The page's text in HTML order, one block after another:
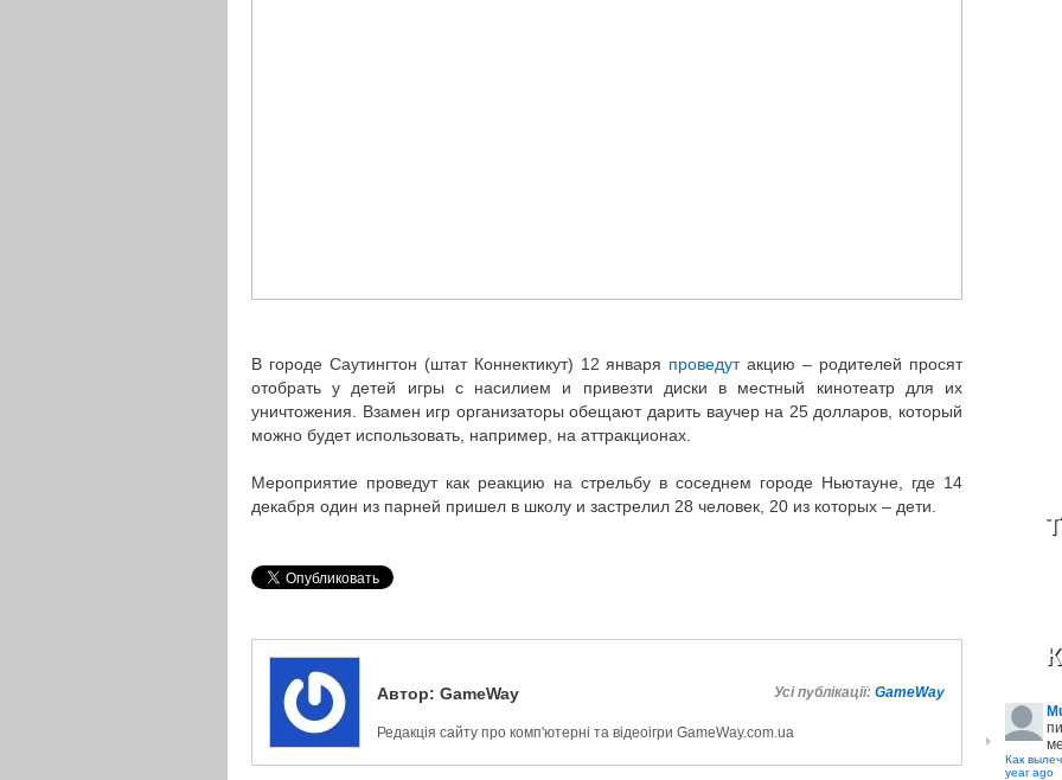
В городе Саутингтон (штат Коннектикут) 12 января проведутакцию – родителей просят
отобрать у детей игры с насилием и привезти диски в местный кинотеатр для их
уничтожения. Взамен игр организаторы обещают дарить ваучер на 25 долларов, который
можно будет использовать, например, на аттракционах.
Мероприятие проведут как реакцию на стрельбу в соседнем городе Ньютауне, где 14
декабря один из парней пришел в школу и застрелил 28 человек, 20 из которых – дети.
Автор: GameWay Усі публікації: GameWay
Редакція сайту про комп'ютерні та відеоігри GameWay.com.ua
Как
year ago